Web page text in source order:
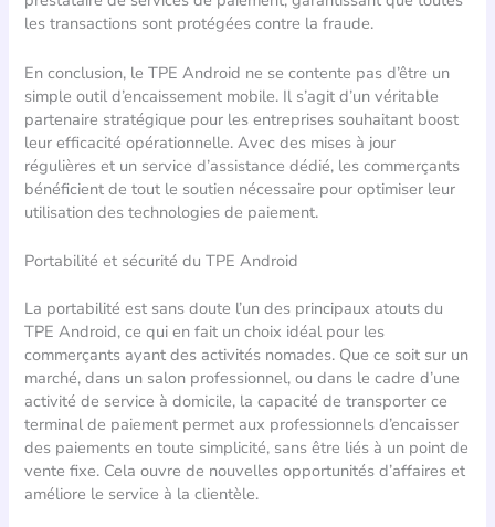
les transactions sont protégées contre la fraude.
En conclusion, le TPE Android ne se contente pas d’être un
simple outil d’encaissement mobile. Il s’agit d’un véritable
partenaire stratégique pour les entreprises souhaitant boost
leur efficacité opérationnelle. Avec des mises à jour
régulières et un service d’assistance dédié, les commerçants
bénéficient de tout le soutien nécessaire pour optimiser leur
utilisation des technologies de paiement.
Portabilité et sécurité du TPE Android
La portabilité est sans doute l’un des principaux atouts du
TPE Android, ce qui en fait un choix idéal pour les
commerçants ayant des activités nomades. Que ce soit sur un
marché, dans un salon professionnel, ou dans le cadre d’une
activité de service à domicile, la capacité de transporter ce
terminal de paiement permet aux professionnels d’encaisser
des paiements en toute simplicité, sans être liés à un point de
vente fixe. Cela ouvre de nouvelles opportunités d’affaires et
améliore le service à la clientèle.